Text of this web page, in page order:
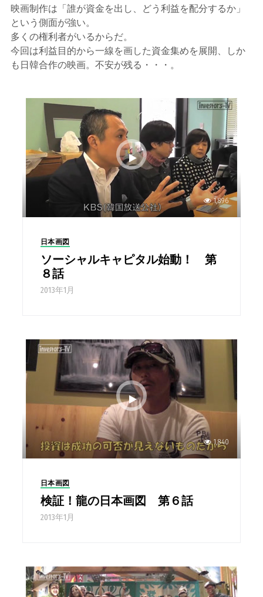
映画制作は「誰が資金を出し、どう利益を配分するか」
という側面が強い。
多くの権利者がいるからだ。
今回は利益目的から一線を画した資金集めを展開、しか
も日韓合作の映画。不安が残る・・・。
1,896
日本画図
ソーシャルキャピタル始動！ 第
８話
2013年1月
1,840
日本画図
検証！龍の日本画図 第６話
2013年1月